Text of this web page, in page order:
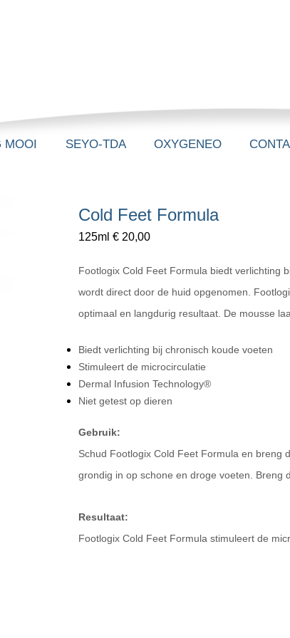
MOOI SEYO-TDA OXYGENEO
Cold Feet Formula
125ml € 20,00
Footlogix Cold Feet Formula biedt verlichting
wordt direct door de huid opgenomen.
optimaal en langdurig resultaat. De mousse
Biedt verlichting bij chronisch koude voeten
Stimuleert de microcirculatie
Dermal Infusion Technology®
Niet getest op dieren
Gebruik:
Schud Footlogix Cold Feet Formula en breng
grondig in op schone en droge voeten. Breng
Resultaat:
Footlogix Cold Feet Formula stimuleert de